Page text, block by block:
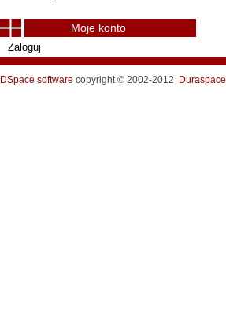
Moje konto
Zaloguj
DSpace software copyright © 2002-2012 Duraspace